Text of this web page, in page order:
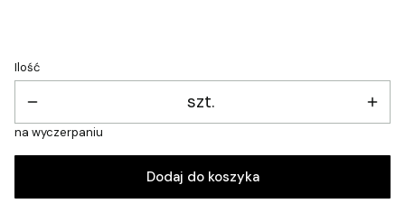
Ilość
szt.
na wyczerpaniu
Dodaj do koszyka